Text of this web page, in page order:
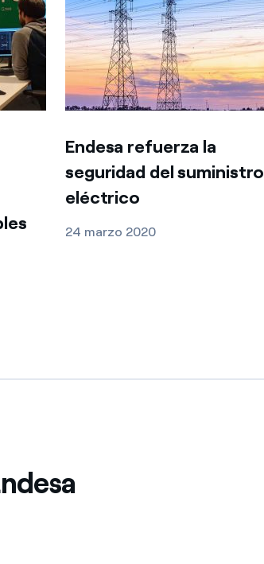
Endesa refuerza la
seguridad del suministro
eléctrico
24 marzo 2020